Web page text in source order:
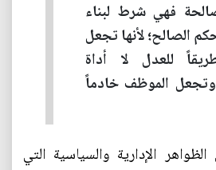
فهي شرط لبناء
الصالح؛ لأنها تجعل
للعدل لا أداة
وتجعل الموظف خادماً
الإدارية والسياسية التي